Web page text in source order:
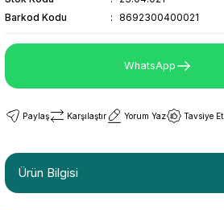
Barkod Kodu
8692300400021
WhatsApp
Paylaş Karşılaştır Yorum Yaz Tavsiye Et
Ürün Bilgisi